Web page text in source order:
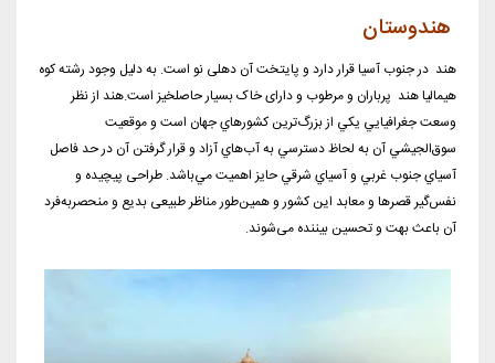
هندوستان
هند در جنوب آسیا قرار دارد و پایتخت آن دهلی نو است. به دلیل وجود رشته‌ کوه
هیمالیا هند پرباران و مرطوب و دارای خاک بسیار حاصلخیز است.هند از نظر
وسعت جغرافيايي يكي از بزرگ‌ترين كشورهاي جهان است و موقعيت
سوق‌الجيشي آن به لحاظ دسترسي به آب‌هاي آزاد و قرار گرفتن آن در حد فاصل
آسياي جنوب غربي و آسياي شرقي حايز اهميت مي‌باشد. طراحی پیچیده و
نفس‌گیر قصرها و معابد این کشور و همین‌طور مناظر طبیعی بدیع و منحصربه‌فرد
آن باعث بهت و تحسین بیننده می‌شوند.